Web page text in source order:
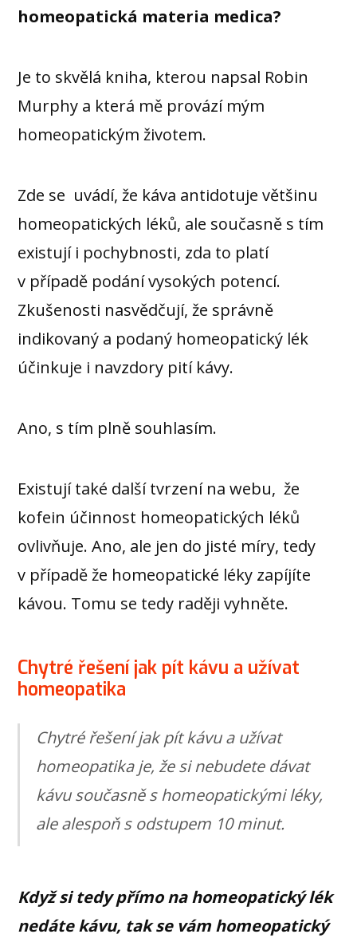
homeopatická materia medica?
Je to skvělá kniha, kterou napsal Robin
Murphy a která mě provází mým
homeopatickým životem.
Zde se uvádí, že káva antidotuje většinu
homeopatických léků, ale současně s tím
existují i pochybnosti, zda to platí
v případě podání vysokých potencí.
Zkušenosti nasvědčují, že správně
indikovaný a podaný homeopatický lék
účinkuje i navzdory pití kávy.
Ano, s tím plně souhlasím.
Existují také další tvrzení na webu, že
kofein účinnost homeopatických léků
ovlivňuje. Ano, ale jen do jisté míry, tedy
v případě že homeopatické léky zapíjíte
kávou. Tomu se tedy raději vyhněte.
Chytré řešení jak pít kávu a užívat
homeopatika
Chytré řešení jak pít kávu a užívat
homeopatika je, že si nebudete dávat
kávu současně s homeopatickými léky,
ale alespoň s odstupem 10 minut.
Když si tedy přímo na homeopatický lék
nedáte kávu, tak se vám homeopatický